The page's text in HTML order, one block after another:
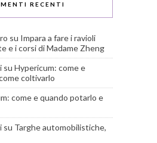
RECENTI
su Impara a fare i ravioli
e i corsi di Madame Zheng
su Hypericum: come e
coltivarlo
come e quando potarlo e
su Targhe automobilistiche,